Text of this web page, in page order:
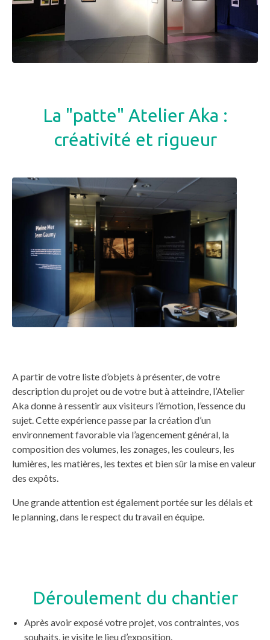
La "patte" Atelier Aka :
créativité et rigueur
A partir de votre liste d’objets à présenter, de votre
description du projet ou de votre but à atteindre, l’Atelier
Aka donne à ressentir aux visiteurs l’émotion, l’essence du
sujet. Cette expérience passe par la création d’un
environnement favorable via l’agencement général, la
composition des volumes, les zonages, les couleurs, les
lumières, les matières, les textes et bien sûr la mise en valeur
des expôts.
Une grande attention est également portée sur les délais et
le planning, dans le respect du travail en équipe.
Déroulement du chantier
Après avoir exposé votre projet, vos contraintes, vos
souhaits, je visite le lieu d’exposition.